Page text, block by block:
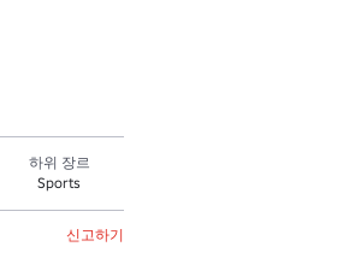
하위 장르
Sports
신고하기